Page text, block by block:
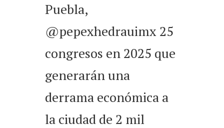
Puebla,
@pepexhedrauimx 25
congresos en 2025 que
generarán una
derrama económica a
la ciudad de 2 mil